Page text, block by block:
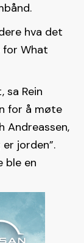
hva det
What
sa Rein
for å møte
Andreassen,
jorden”.
ble en